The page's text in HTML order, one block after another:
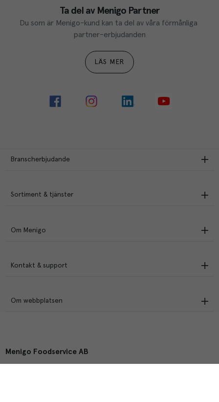
Ta del av Menigo Partner
Du som är Menigo-kund kan ta del av våra förmånliga
partner-erbjudanden
LÄS MER
Branscherbjudande
Sortiment & tjänster
Om Menigo
Kontakt & support
Om webbplatsen
Menigo Foodservice AB